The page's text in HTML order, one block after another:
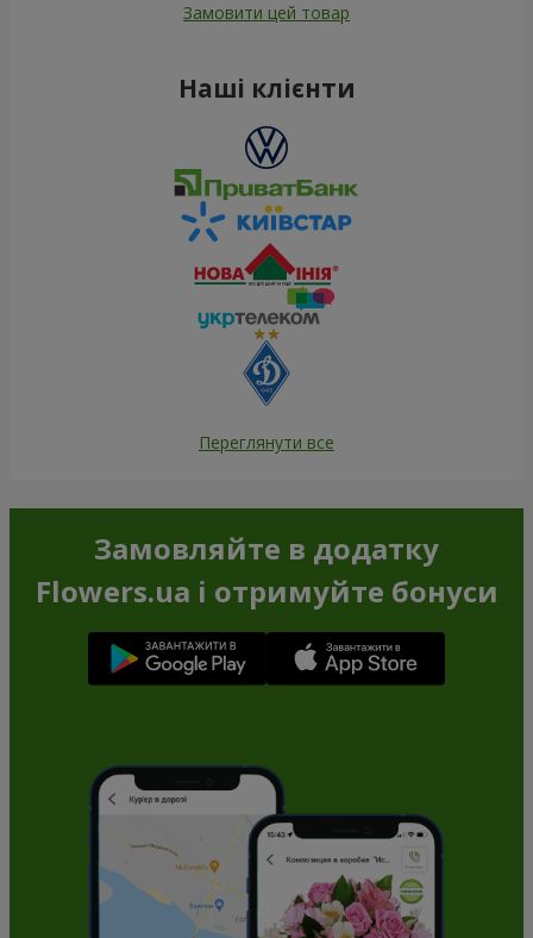
Замовити цей товар
Наші клієнти
Переглянути все
Замовляйте в додатку
Flowers.ua і отримуйте бонуси